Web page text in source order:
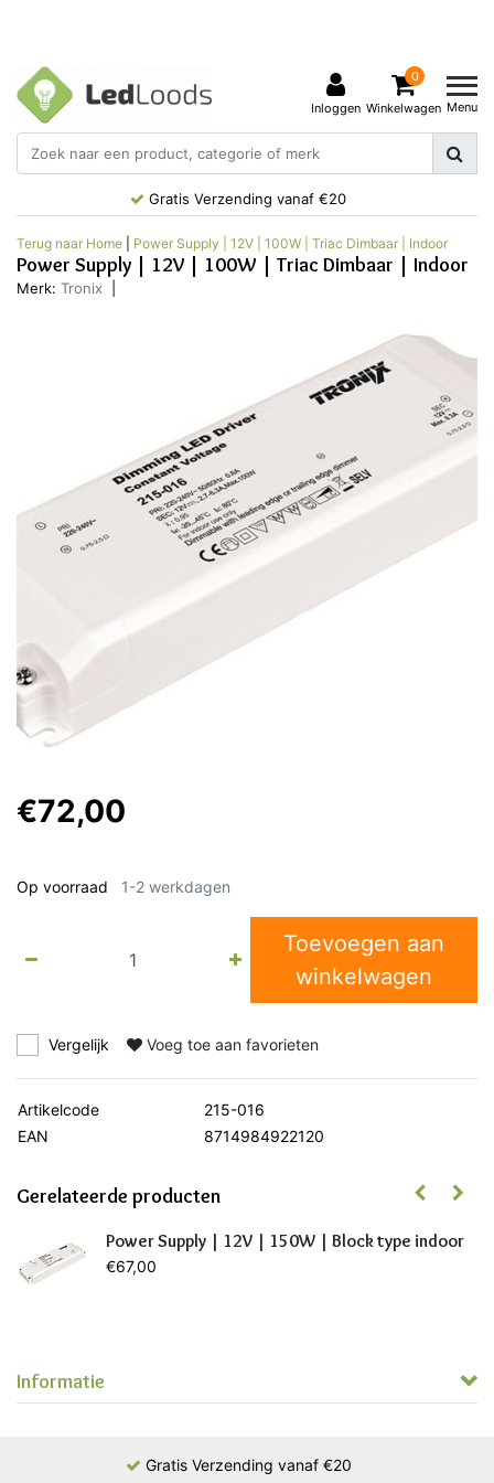
Inloggen
0
Winkelwagen Menu
Gratis Verzending vanaf €20
Terug naar Home Power Supply | 12V | 100W | Triac Dimbaar | Indoor
Power Supply | 12V | 100W | Triac Dimbaar | Indoor
Merk: Tronix
€72,00
Op voorraad 1-2 werkdagen
Toevoegen aan
winkelwagen
Vergelijk Voeg toe aan favorieten
Artikelcode
215-016
EAN
8714984922120
Gerelateerde producten
Power Supply | 12V | 150W | Block type indoor
€67,00
Informatie
Gratis Verzending vanaf €20